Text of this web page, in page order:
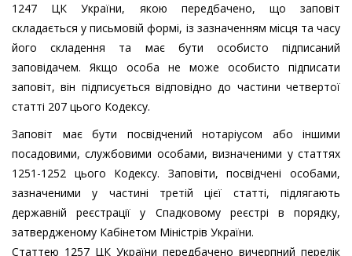
1247 ЦК України, якою передбачено, що заповіт
складається у письмовій формі, із зазначенням місця та часу
його складення та має бути особисто підписаний
заповідачем. Якщо особа не може особисто підписати
заповіт, він підписується відповідно до частини четвертої
статті 207 цього Кодексу.
Заповіт має бути посвідчений нотаріусом або іншими
посадовими, службовими особами, визначеними у статтях
1251-1252 цього Кодексу. Заповіти, посвідчені особами,
зазначеними у частині третій цієї статті, підлягають
державній реєстрації у Спадковому реєстрі в порядку,
затвердженому Кабінетом Міністрів України.
Статтею 1257 ЦК України передбачено вичерпний перелік